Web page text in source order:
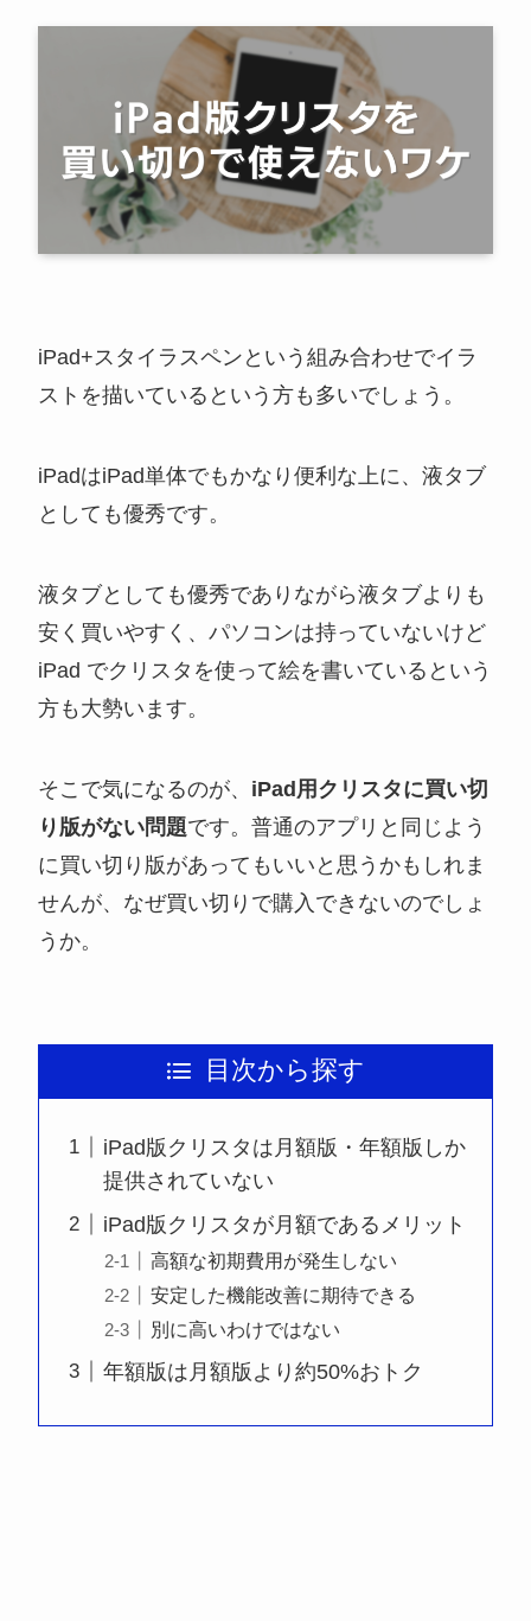
iPad+スタイラスペンという組み合わせでイラ
ストを描いているという方も多いでしょう。
iPadはiPad単体でもかなり便利な上に、液タブ
としても優秀です。
液タブとしても優秀でありながら液タブよりも
安く買いやすく、パソコンは持っていないけど
iPad でクリスタを使って絵を書いているという
方も大勢います。
そこで気になるのが、 iPad用クリスタに買い切
り版がない問題です。普通のアプリと同じよう
に買い切り版があってもいいと思うかもしれま
せんが、なぜ買い切りで購入できないのでしょ
うか。
目次から探す
iPad版クリスタは月額版・年額版しか
提供されていない
iPad版クリスタが月額であるメリット
高額な初期費用が発生しない
安定した機能改善に期待できる
別に高いわけではない
年額版は月額版より約50%おトク